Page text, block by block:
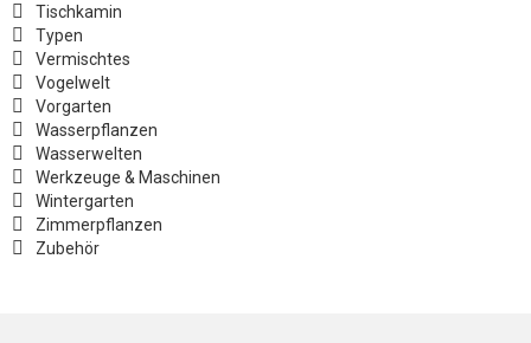
Tischkamin
Typen
Vermischtes
Vogelwelt
Vorgarten
Wasserpflanzen
Wasserwelten
Werkzeuge & Maschinen
Wintergarten
Zimmerpflanzen
Zubehör